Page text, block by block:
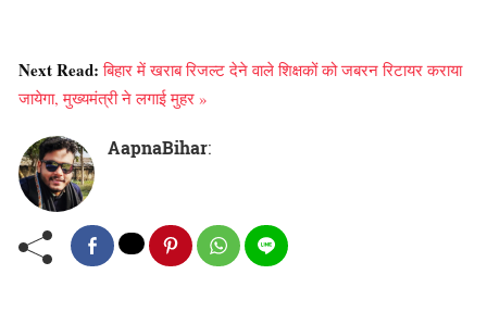
Next Read:बिहार में खराब रिजल्ट देने वाले शिक्षकों को जबरन रिटायर कराया
जायेगा, मुख्यमंत्री ने लगाई मुहर »
AapnaBihar: